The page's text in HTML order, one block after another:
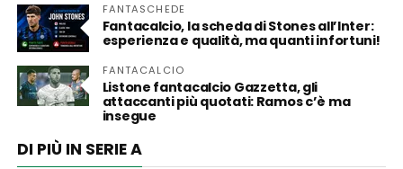
FANTASCHEDE
Fantacalcio, la scheda di Stones all’Inter:
esperienza e qualità, ma quanti infortuni!
FANTACALCIO
Listone fantacalcio Gazzetta, gli
attaccanti più quotati: Ramos c’è ma
insegue
DI PIÙ IN SERIE A